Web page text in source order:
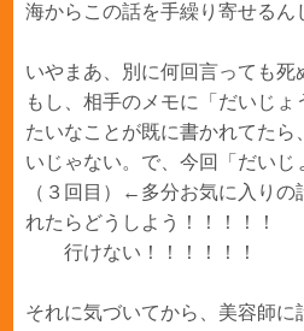
海からこの話を手繰り寄せるん
いやまあ、別に何回言っても死
もし、相手のメモに「だいじ
たいなことが既に書かれてたら
いじゃない。で、今回「だいじ
（３回目）←多分お気に入りの
れたらどうしよう！！！！！
行けない！！！！！！
それに気づいてから、美容師に